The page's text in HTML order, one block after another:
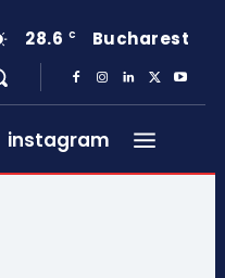
28.6 C Bucharest
instagram